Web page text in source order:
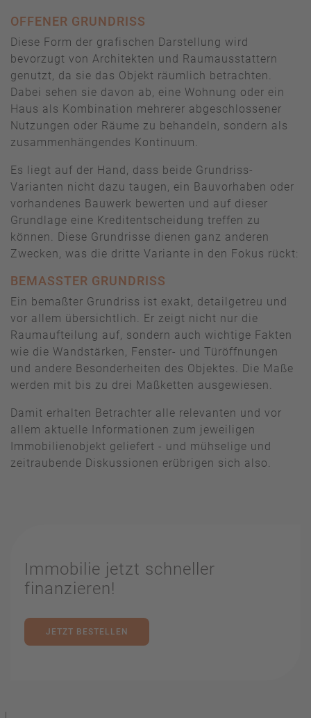
OFFENER GRUNDRISS
Diese Form der grafischen Darstellung wird
bevorzugt von Architekten und Raumausstattern
genutzt, da sie das Objekt räumlich betrachten.
Dabei sehen sie davon ab, eine Wohnung oder ein
Haus als Kombination mehrerer abgeschlossener
Nutzungen oder Räume zu behandeln, sondern als
zusammenhängendes Kontinuum.
Es liegt auf der Hand, dass beide Grundriss-
Varianten nicht dazu taugen, ein Bauvorhaben oder
vorhandenes Bauwerk bewerten und auf dieser
Grundlage eine Kreditentscheidung treffen zu
können. Diese Grundrisse dienen ganz anderen
Zwecken, was die dritte Variante in den Fokus rückt:
BEMASSTER GRUNDRISS
Ein bemaßter Grundriss ist exakt, detailgetreu und
vor allem übersichtlich. Er zeigt nicht nur die
Raumaufteilung auf, sondern auch wichtige Fakten
wie die Wandstärken, Fenster- und Türöffnungen
und andere Besonderheiten des Objektes. Die Maße
werden mit bis zu drei Maßketten ausgewiesen.
Damit erhalten Betrachter alle relevanten und vor
allem aktuelle Informationen zum jeweiligen
Immobilienobjekt geliefert - und mühselige und
zeitraubende Diskussionen erübrigen sich also.
Immobilie jetzt schneller
finanzieren!
JETZT BESTELLEN